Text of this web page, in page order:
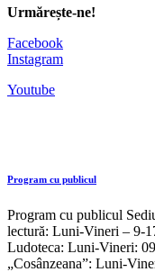
Urmărește-ne!
Facebook
Instagram
Youtube
Program cu publicul
Program cu publicul
lectură: Luni-Vineri – 9-
Ludoteca: Luni-Vineri:
„Cosânzeana”: Luni-